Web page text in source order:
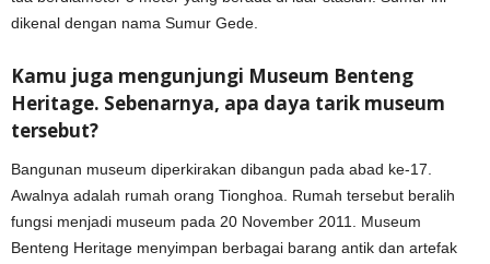
dikenal dengan nama Sumur Gede.
Kamu juga mengunjungi Museum Benteng
Heritage. Sebenarnya, apa daya tarik museum
tersebut?
Bangunan museum diperkirakan dibangun pada abad ke-17.
Awalnya adalah rumah orang Tionghoa. Rumah tersebut beralih
fungsi menjadi museum pada 20 November 2011. Museum
Benteng Heritage menyimpan berbagai barang antik dan artefak